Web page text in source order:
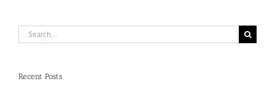
Search
for:
Recent Posts